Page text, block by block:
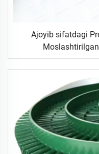
Ajoyib sifatdagi